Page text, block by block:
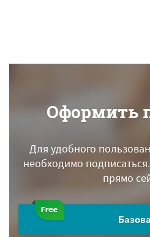
Оформить
Для удобного
необходимо подписаться.
прямо